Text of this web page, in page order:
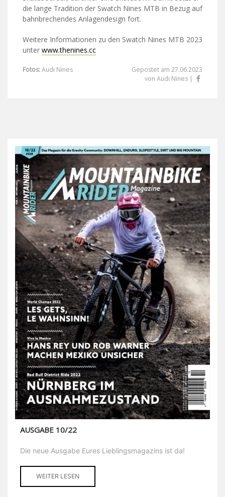
die lange Tradition der Swatch Nines MTB in Bezug auf
bahnbrechendes Anlagendesign fort.
Weitere Informationen zu den Swatch Nines MTB 2023
unter www.thenines.cc
Fotos:Audi Nines
Gepostet am 27.06.2023
von Audi Nines |
AUSGABE 10/22
Die neue Ausgabe Eures Lieblingsmagazins ist da!
WEITER LESEN